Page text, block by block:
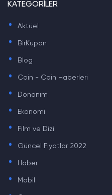
KATEGORİLER
. Aktüel
. BirKupon
. Blog
. Coin - Coin Haberleri
. Donanım
. Ekonomi
. Film ve Dizi
. Güncel Fiyatlar 2022
. Haber
. Mobil